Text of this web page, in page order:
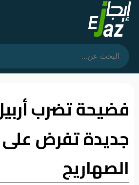
الرئيسية
المشهد
فرشة
وموقف
فضيحة تضرب
جديدة تفرض
الصهاريج